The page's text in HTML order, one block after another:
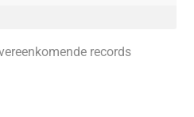
records